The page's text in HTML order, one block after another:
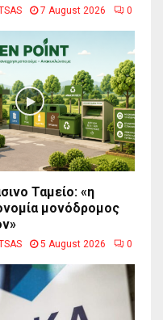
7 August 2026 0
Ταμείο: «η
μονόδρομος
5 August 2026 0